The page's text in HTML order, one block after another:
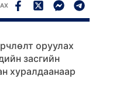
оруулах
засгийн
хуралдаанаар